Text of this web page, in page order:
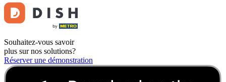
Souhaitez-vous savoir
plus sur nos solutions?
Réserver une démonstration